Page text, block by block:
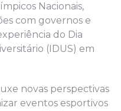
Nacionais,
com governos e
do Dia
(IDUS) em
novas perspectivas
eventos esportivos